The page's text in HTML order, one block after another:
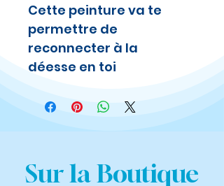
Cette peinture va te
permettre de
reconnecter à la
déesse en toi
Sur la Boutique